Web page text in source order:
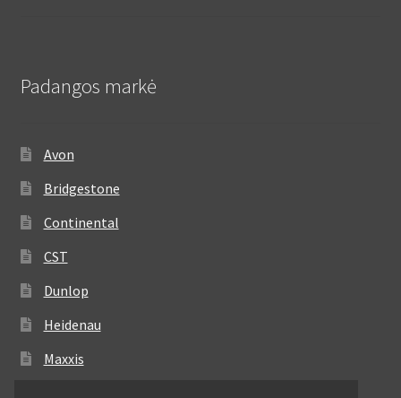
Padangos markė
Avon
Bridgestone
Continental
CST
Dunlop
Heidenau
Maxxis